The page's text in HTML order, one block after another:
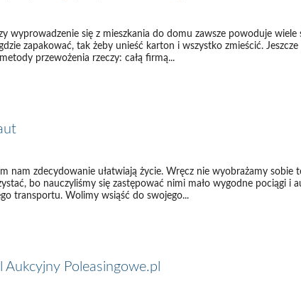
wyprowadzenie się z mieszkania do domu zawsze powoduje wiele
zapakować, tak żeby unieść karton i wszystko zmieścić. Jeszcze
przewożenia rzeczy: całą firmą...
nam zdecydowanie ułatwiają życie. Wręcz nie wyobrażamy sobie
bo nauczyliśmy się zastępować nimi mało wygodne pociągi i
transportu. Wolimy wsiąść do swojego...
Poleasingowe.pl